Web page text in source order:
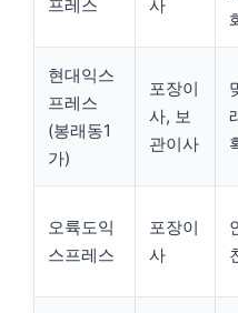
프레스
사
현대익스
프레스
(봉래동1
가)
포장이
사, 보
관이사
오륙도익
스프레스
포장이
사